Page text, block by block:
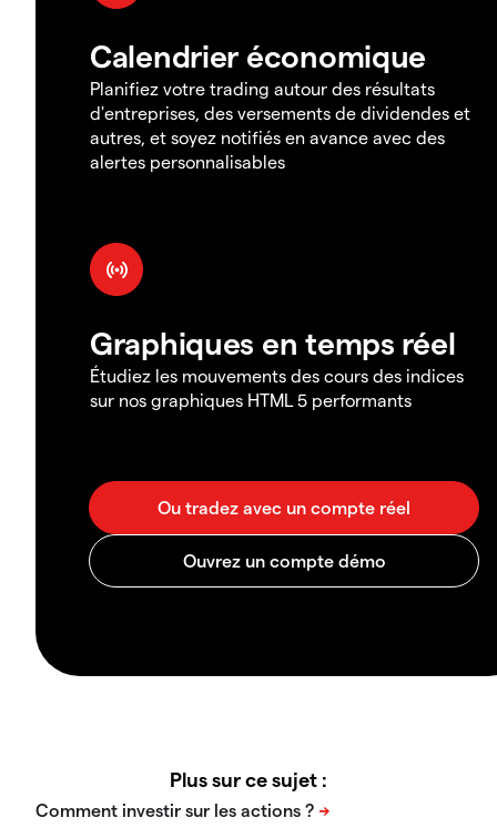
Calendrier économique
Planifiez votre trading autour des résultats
d'entreprises, des versements de dividendes et
autres, et soyez notifiés en avance avec des
alertes personnalisables
Graphiques en temps réel
Étudiez les mouvements des cours des indices
sur nos graphiques HTML 5 performants
Plus sur ce sujet :